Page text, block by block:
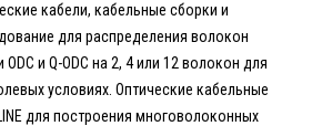
кабели, кабельные сборки и
для распределения волокон
и Q-ODC на 2, 4 или 12 волокон для
условиях. Оптические кабельные
для построения многоволоконных